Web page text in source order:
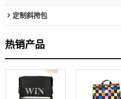
定制斜挎包
热销产品